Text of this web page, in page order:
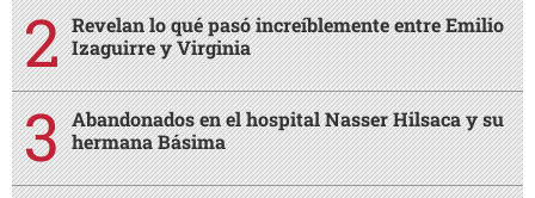
Revelan lo qué pasó increíblemente entre Emilio
Izaguirre y Virginia
Abandonados en el hospital Nasser Hilsaca y su
hermana Básima